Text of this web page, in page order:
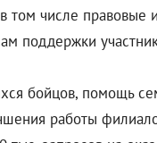
числе
поддержки
бойцов, помощь
работы